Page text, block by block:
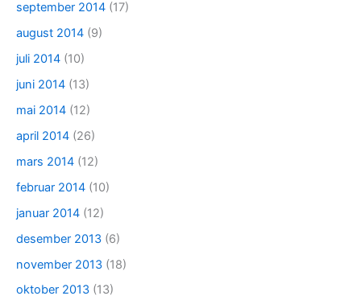
september 2014 (17)
august 2014 (9)
juli 2014 (10)
juni 2014 (13)
mai 2014 (12)
april 2014 (26)
mars 2014 (12)
februar 2014 (10)
januar 2014 (12)
desember 2013 (6)
november 2013 (18)
oktober 2013 (13)